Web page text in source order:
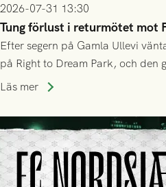
2026-07-31 13:30
Tung förlust i returmötet mot
Efter segern på Gamla Ullevi
på Right to Dream Park, och den
upphöra efter mindre än kvarten
tennissiffror och det grönsvarta
Läs mer